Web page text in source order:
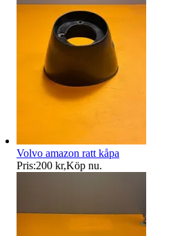
Volvo amazon ratt kåpa
Pris:200 kr,Köp nu.